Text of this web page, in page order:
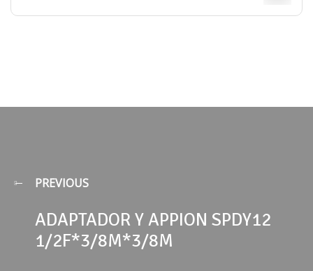
PREVIOUS
ADAPTADOR Y APPION SPDY12
1/2F*3/8M*3/8M